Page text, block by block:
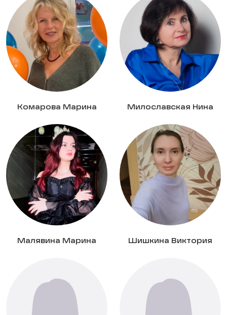
Комарова Марина Милославская Нина
Малявина Марина Шишкина Виктория